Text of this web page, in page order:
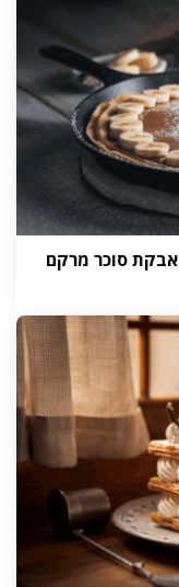
סוכר מרקם